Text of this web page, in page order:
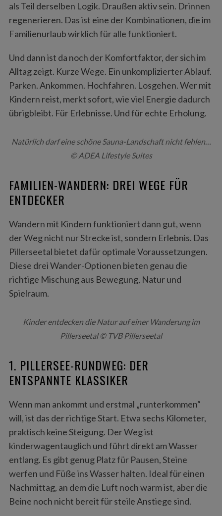
als Teil derselben Logik. Draußen aktiv sein. Drinnen
regenerieren. Das ist eine der Kombinationen, die im
Familienurlaub wirklich für alle funktioniert.
Und dann ist da noch der Komfortfaktor, der sich im
Alltag zeigt. Kurze Wege. Ein unkomplizierter Ablauf.
Parken. Ankommen. Hochfahren. Losgehen. Wer mit
Kindern reist, merkt sofort, wie viel Energie dadurch
übrigbleibt. Für Erlebnisse. Und für echte Erholung.
Natürlich darf eine schöne Sauna-Landschaft nicht fehlen…
© ADEA Lifestyle Suites
FAMILIEN-WANDERN: DREI WEGE FÜR
ENTDECKER
Wandern mit Kindern funktioniert dann gut, wenn
der Weg nicht nur Strecke ist, sondern Erlebnis. Das
Pillerseetal bietet dafür optimale Voraussetzungen.
Diese drei Wander-Optionen bieten genau die
richtige Mischung aus Bewegung, Natur und
Spielraum.
Kinder entdecken die Natur auf einer Wanderung im
Pillerseetal © TVB Pillerseetal
1. PILLERSEE-RUNDWEG: DER
ENTSPANNTE KLASSIKER
Wenn man ankommt und erstmal „runterkommen“
will, ist das der richtige Start. Etwa sechs Kilometer,
praktisch keine Steigung. Der Weg ist
kinderwagentauglich und führt direkt am Wasser
entlang. Es gibt genug Platz für Pausen, Steine
werfen und Füße ins Wasser halten. Ideal für einen
Nachmittag, an dem die Luft noch warm ist, aber die
Beine noch nicht bereit für steile Anstiege sind.